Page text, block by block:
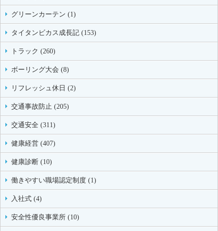
グリーンカーテン (1)
タイタンビカス成長記 (153)
トラック (260)
ボーリング大会 (8)
リフレッシュ休日 (2)
交通事故防止 (205)
交通安全 (311)
健康経営 (407)
健康診断 (10)
働きやすい職場認定制度 (1)
入社式 (4)
安全性優良事業所 (10)